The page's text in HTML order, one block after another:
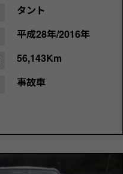
タント
平成28年/2016年
56,143Km
事故車